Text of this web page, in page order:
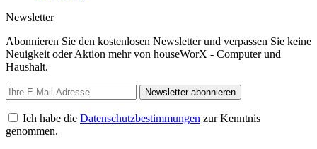
Newsletter
Abonnieren Sie den kostenlosen Newsletter und verpassen Sie keine
Neuigkeit oder Aktion mehr von houseWorX - Computer und
Haushalt.
Newsletter abonnieren
Ich habe die Datenschutzbestimmungen zur Kenntnis
genommen.